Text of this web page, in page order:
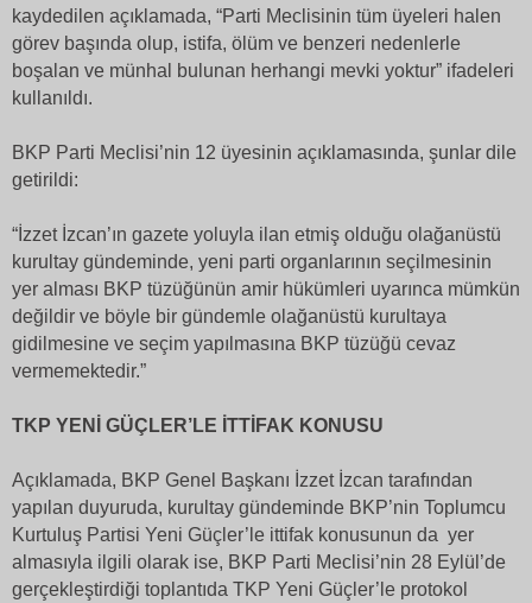
kaydedilen açıklamada, “Parti Meclisinin tüm üyeleri halen
görev başında olup, istifa, ölüm ve benzeri nedenlerle
boşalan ve münhal bulunan herhangi mevki yoktur” ifadeleri
kullanıldı.
BKP Parti Meclisi’nin 12 üyesinin açıklamasında, şunlar dile
getirildi:
“İzzet İzcan’ın gazete yoluyla ilan etmiş olduğu olağanüstü
kurultay gündeminde, yeni parti organlarının seçilmesinin
yer alması BKP tüzüğünün amir hükümleri uyarınca mümkün
değildir ve böyle bir gündemle olağanüstü kurultaya
gidilmesine ve seçim yapılmasına BKP tüzüğü cevaz
vermemektedir.”
TKP YENİ GÜÇLER’LE İTTİFAK KONUSU
Açıklamada, BKP Genel Başkanı İzzet İzcan tarafından
yapılan duyuruda, kurultay gündeminde BKP’nin Toplumcu
Kurtuluş Partisi Yeni Güçler’le ittifak konusunun da yer
almasıyla ilgili olarak ise, BKP Parti Meclisi’nin 28 Eylül’de
gerçekleştirdiği toplantıda TKP Yeni Güçler’le protokol